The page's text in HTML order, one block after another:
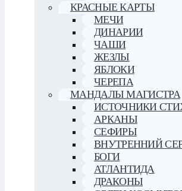
КРАСНЫЕ КАРТЫ
МЕЧИ
ДИНАРИИ
ЧАШИ
ЖЕЗЛЫ
ЯБЛОКИ
ЧЕРЕПА
МАНДАЛЫ МАГИСТРА
ИСТОЧНИКИ
АРКАНЫ
СЕФИРЫ
ВНУТРЕННИЙ
БОГИ
АТЛАНТИДА
ДРАКОНЫ